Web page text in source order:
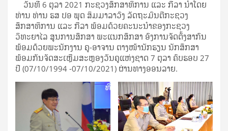
ວັນທີ 6 ຕຸລາ 2021 ກະຊວງສຶກສາທິການ ແລະ ກີລາ ນຳໂດຍ
ທ່ານ ທ່ານ ຮສ ປອ ພຸດ ສິມມາລາວົງ ລັດຖະມົນຕີກະຊວງ
ສຶກສາທິການ ແລະ ກີລາ ພ້ອມດ້ວຍຄະນະນຳຂອງກະຊວງ
ວິທະຍາໄລ ສູນການສຶກສາ ພະແນກສຶກສາ ອົງການຈັດຕັ້ງສາກົນ
ພ້ອມດ້ວຍພະນັກງານ ຄູ-ອາຈານ ຕາງໜ້ານັກຮຽນ ນັກສຶກສາ
ພ້ອມກັນຈັດສະເຫຼີມສະຫຼອງວັນຄູແຫ່ງຊາດ 7 ຕຸລາ ຄົບຮອບ 27
ປີ (07/10/1994 -07/10/2021) ຜ່ານທາງອອນລາຍ.